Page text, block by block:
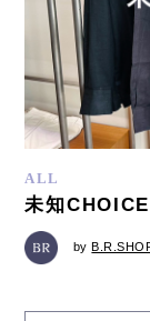
ALL
未知
by